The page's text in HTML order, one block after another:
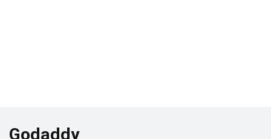
Godaddy